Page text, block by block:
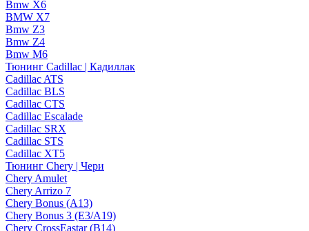
Bmw X6
BMW X7
Bmw Z3
Bmw Z4
Bmw М6
Тюнинг Cadillac | Кадиллак
Cadillac ATS
Cadillac BLS
Cadillac CTS
Cadillac Escalade
Cadillac SRX
Cadillac STS
Cadillac XT5
Тюнинг Chery | Чери
Chery Amulet
Chery Arrizo 7
Chery Bonus (A13)
Chery Bonus 3 (E3/A19)
Chery CrossEastar (B14)